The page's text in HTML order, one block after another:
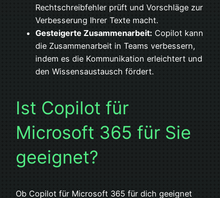
Rechtschreibfehler prüft und Vorschläge zur
Verbesserung Ihrer Texte macht.
Gesteigerte Zusammenarbeit: Copilot kann
die Zusammenarbeit in Teams verbessern,
indem es die Kommunikation erleichtert und
den Wissensaustausch fördert.
Ist Copilot für
Microsoft 365 für Sie
geeignet?
Ob Copilot für Microsoft 365 für dich geeignet